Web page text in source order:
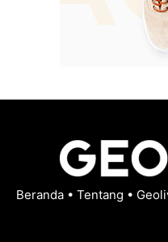
Beranda • Tentang •